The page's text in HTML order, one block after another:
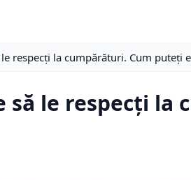
respecți la cumpărături. Cum puteți
să le respecți la